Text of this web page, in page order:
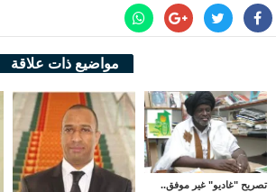
مواضيع ذات علاقة
تصريح "غاديو" غير موفق..